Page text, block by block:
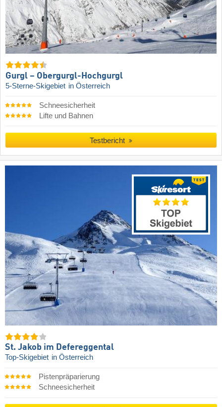
Gurgl – Obergurgl-Hochgurgl
5-Sterne-Skigebiet in Österreich
Schneesicherheit
Lifte und Bahnen
Testbericht
St. Jakob im Defereggental
Top-Skigebiet in Österreich
Pistenpräparierung
Schneesicherheit